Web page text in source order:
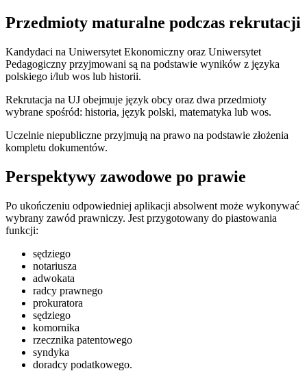
Przedmioty maturalne podczas rekrutacji
Kandydaci na Uniwersytet Ekonomiczny oraz Uniwersytet
Pedagogiczny przyjmowani są na podstawie wyników z języka
polskiego i/lub wos lub historii.
Rekrutacja na UJ obejmuje język obcy oraz dwa przedmioty
wybrane spośród: historia, język polski, matematyka lub wos.
Uczelnie niepubliczne przyjmują na prawo na podstawie złożenia
kompletu dokumentów.
Perspektywy zawodowe po prawie
Po ukończeniu odpowiedniej aplikacji absolwent może wykonywać
wybrany zawód prawniczy. Jest przygotowany do piastowania
funkcji:
sędziego
notariusza
adwokata
radcy prawnego
prokuratora
sędziego
komornika
rzecznika patentowego
syndyka
doradcy podatkowego.